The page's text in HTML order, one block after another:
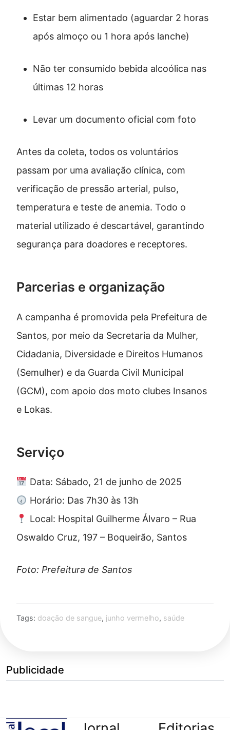
Estar bem alimentado (aguardar 2 horas
após almoço ou 1 hora após lanche)
Não ter consumido bebida alcoólica nas
últimas 12 horas
Levar um documento oficial com foto
Antes da coleta, todos os voluntários
passam por uma avaliação clínica, com
verificação de pressão arterial, pulso,
temperatura e teste de anemia. Todo o
material utilizado é descartável, garantindo
segurança para doadores e receptores.
Parcerias e organização
A campanha é promovida pela Prefeitura de
Santos, por meio da Secretaria da Mulher,
Cidadania, Diversidade e Direitos Humanos
(Semulher) e da Guarda Civil Municipal
(GCM), com apoio dos moto clubes Insanos
e Lokas.
Serviço
Data: Sábado, 21 de junho de 2025
Horário: Das 7h30 às 13h
Local: Hospital Guilherme Álvaro – Rua
Oswaldo Cruz, 197 – Boqueirão, Santos
Foto: Prefeitura de Santos
Tags: doação de sangue, junho vermelho, saúde
Publicidade